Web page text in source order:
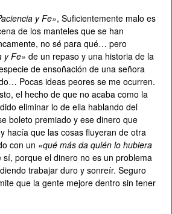
y Fe», Suficientemente malo es
de los manteles que se han
no sé para qué… pero
y Fe» de un repaso y una historia de la
de ensoñación de una señora
Pocas ideas peores se me ocurren.
el hecho de que no acaba como la
eliminar lo de ella hablando del
boleto premiado y ese dinero que
hacía que las cosas fluyeran de otra
con un «qué más da quién lo hubiera
sí, porque el dinero no es un problema
trabajar duro y sonreír. Seguro
que la gente mejore dentro sin tener